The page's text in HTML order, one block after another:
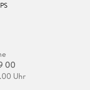
00
Uhr